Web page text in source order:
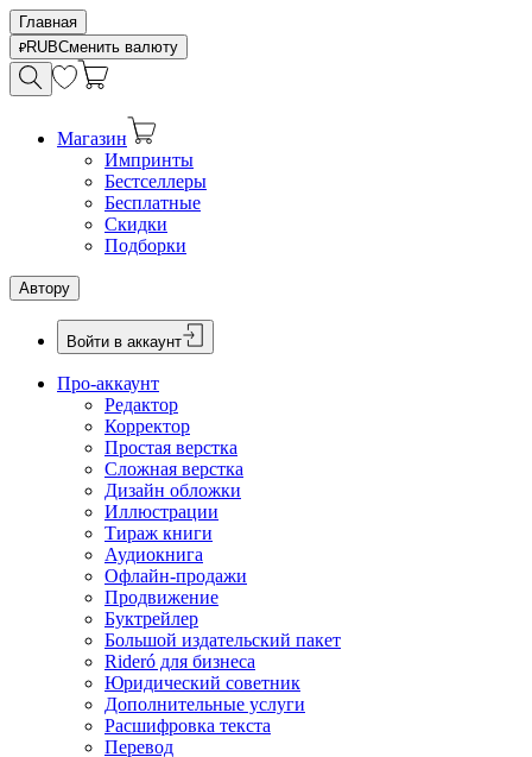
Главная
RUBСменить валюту
Магазин
Импринты
Бестселлеры
Бесплатные
Скидки
Подборки
Автору
Войти в аккаунт
Про-аккаунт
Редактор
Корректор
Простая верстка
Сложная верстка
Дизайн обложки
Иллюстрации
Тираж книги
Аудиокнига
Офлайн-продажи
Продвижение
Буктрейлер
Большой издательский пакет
Rideró для бизнеса
Юридический советник
Дополнительные услуги
Расшифровка текста
Перевод